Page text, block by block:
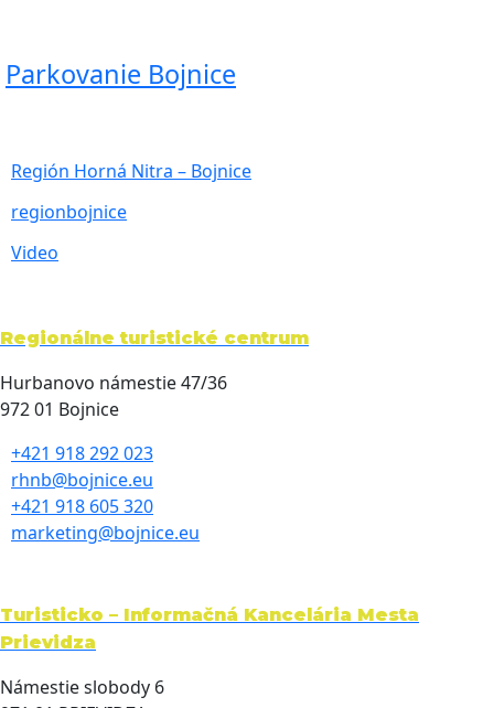
Parkovanie Bojnice
Región Horná Nitra – Bojnice
regionbojnice
Video
Regionálne turistické centrum
Hurbanovo námestie 47/36
972 01 Bojnice
+421 918 292 023
rhnb@bojnice.eu
+421 918 605 320
marketing@bojnice.eu
Turisticko – Informačná Kancelária Mesta
Prievidza
Námestie slobody 6